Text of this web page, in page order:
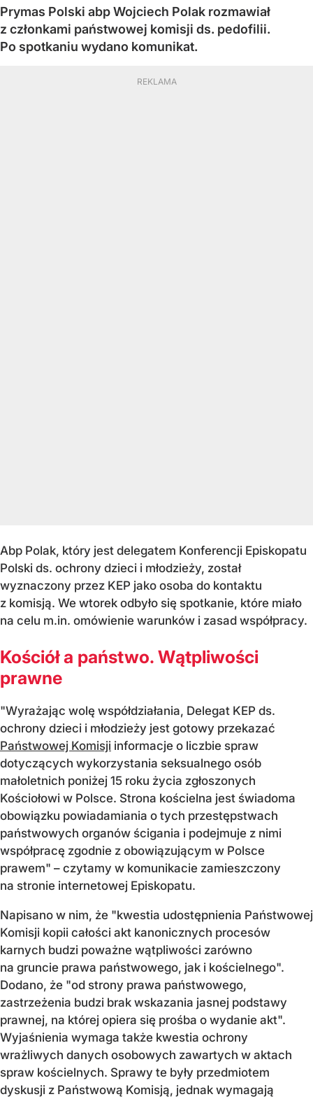
Prymas Polski abp Wojciech Polak rozmawiał
z członkami państwowej komisji ds. pedofilii.
Po spotkaniu wydano komunikat.
Abp Polak, który jest delegatem Konferencji Episkopatu
Polski ds. ochrony dzieci i młodzieży, został
wyznaczony przez KEP jako osoba do kontaktu
z komisją. We wtorek odbyło się spotkanie, które miało
na celu m.in. omówienie warunków i zasad współpracy.
Kościół a państwo. Wątpliwości
prawne
"Wyrażając wolę współdziałania, Delegat KEP ds.
ochrony dzieci i młodzieży jest gotowy przekazać
Państwowej Komisji informacje o liczbie spraw
dotyczących wykorzystania seksualnego osób
małoletnich poniżej 15 roku życia zgłoszonych
Kościołowi w Polsce. Strona kościelna jest świadoma
obowiązku powiadamiania o tych przestępstwach
państwowych organów ścigania i podejmuje z nimi
współpracę zgodnie z obowiązującym w Polsce
prawem" – czytamy w komunikacie zamieszczony
na stronie internetowej Episkopatu.
Napisano w nim, że "kwestia udostępnienia Państwowej
Komisji kopii całości akt kanonicznych procesów
karnych budzi poważne wątpliwości zarówno
na gruncie prawa państwowego, jak i kościelnego".
Dodano, że "od strony prawa państwowego,
zastrzeżenia budzi brak wskazania jasnej podstawy
prawnej, na której opiera się prośba o wydanie akt".
Wyjaśnienia wymaga także kwestia ochrony
wrażliwych danych osobowych zawartych w aktach
spraw kościelnych. Sprawy te były przedmiotem
dyskusji z Państwową Komisją, jednak wymagają